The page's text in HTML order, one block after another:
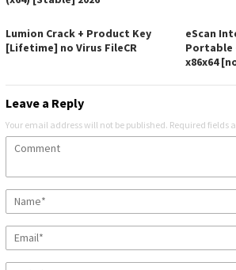
Lumion Crack + Product Key
[Lifetime] no Virus FileCR
eScan
Portable
x86x64
Leave a Reply
Your email address will not be published. Required fields